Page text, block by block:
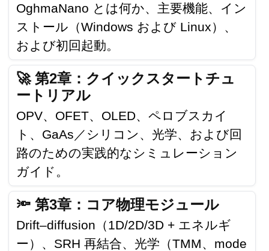
OghmaNano とは何か、主要機能、イン
ストール（Windows および Linux）、
および初回起動。
🚀 第2章：クイックスタートチュ
ートリアル
OPV、OFET、OLED、ペロブスカイ
ト、GaAs／シリコン、光学、および回
路のための実践的なシミュレーション
ガイド。
🔦 第3章：コア物理モジュール
Drift–diffusion（1D/2D/3D + エネルギ
ー）、SRH 再結合、光学（TMM、mode